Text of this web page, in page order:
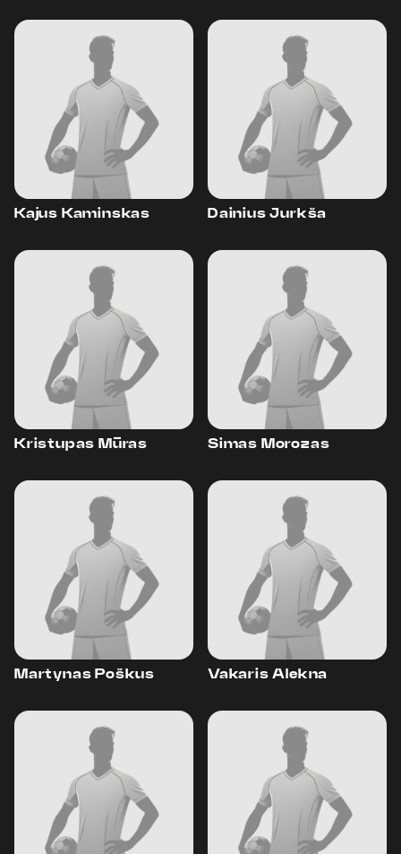
Kajus Kaminskas Dainius Jurkša
Kristupas Mūras Simas Morozas
Martynas Poškus Vakaris Alekna